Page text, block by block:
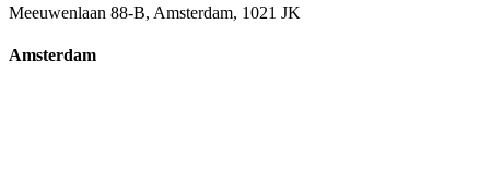
Meeuwenlaan 88-B, Amsterdam, 1021 JK
Amsterdam